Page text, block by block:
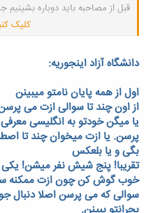
قبل از مصاحبه باید دوباره بشینیم
کلا میشه یه اطلاعاتی درباره
کلیک
دانشگاه آزاد اینجوریه:
اول از همه پایان نامتو میبینن
از اون چند تا سوالی ازت می
یا میگن خودتو به انگلیسی
پرسن. یا ازت میخوان چند تا
بگی و یا بلعکس
تقریبا! پنج شیش نفر میشن!
خوب گوش کن چون ازت ممکنه
سوالی که می پرسن اصلا
بحرانتو ببینن.